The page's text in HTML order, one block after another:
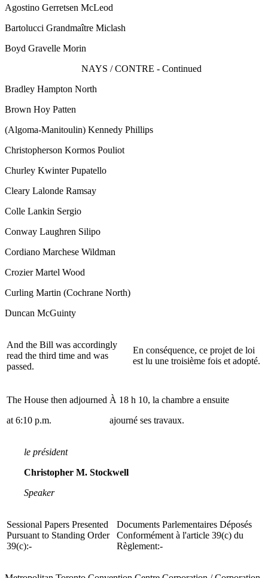
Agostino Gerretsen McLeod
Bartolucci Grandmaître Miclash
Boyd Gravelle Morin
NAYS / CONTRE - Continued
Bradley Hampton North
Brown Hoy Patten
(Algoma-Manitoulin) Kennedy Phillips
Christopherson Kormos Pouliot
Churley Kwinter Pupatello
Cleary Lalonde Ramsay
Colle Lankin Sergio
Conway Laughren Silipo
Cordiano Marchese Wildman
Crozier Martel Wood
Curling Martin (Cochrane North)
Duncan McGuinty
And the Bill was accordingly
read the third time and was
passed.
En conséquence, ce projet de loi
est lu une troisième fois et adopté.
The House then adjourned
at 6:10 p.m.
À 18 h 10, la chambre a ensuite
ajourné ses travaux.
le président
Christopher M. Stockwell
Speaker
Sessional Papers Presented
Pursuant to Standing Order
39(c):-
Documents Parlementaires Déposés
Conformément à l'article 39(c) du
Règlement:-